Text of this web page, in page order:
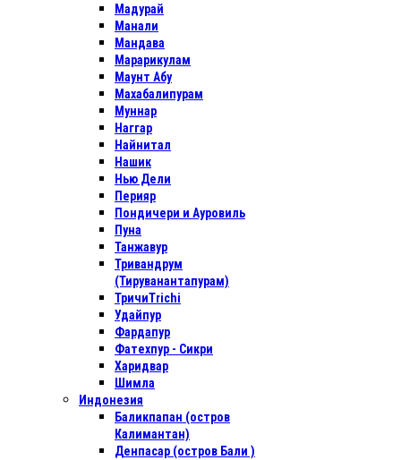
Мадурай
Манали
Мандава
Марарикулам
Маунт Абу
Махабалипурам
Муннар
Наггар
Найнитал
Нашик
Нью Дели
Перияр
Пондичери и Ауровиль
Пуна
Танжавур
Тривандрум
(Тируванантапурам)
ТричиTrichi
Удайпур
Фардапур
Фатехпур - Сикри
Харидвар
Шимла
Индонезия
Баликпапан (остров
Калимантан)
Денпасар (остров Бали )